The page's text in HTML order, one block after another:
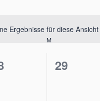
Ergebnisse für diese
M
0
29